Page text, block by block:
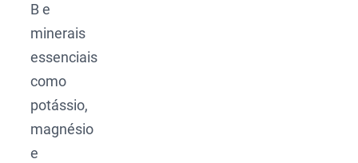
B e
minerais
essenciais
como
potássio,
magnésio
e